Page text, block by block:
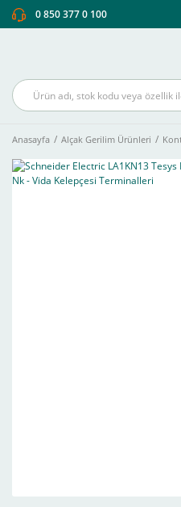
0 850 377 0 100
Anasayfa Alçak Gerilim Ürünleri